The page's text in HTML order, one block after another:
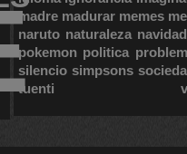
madre madurar memes
naruto naturaleza navidad
pokemon politica
silencio simpsons
tuenti